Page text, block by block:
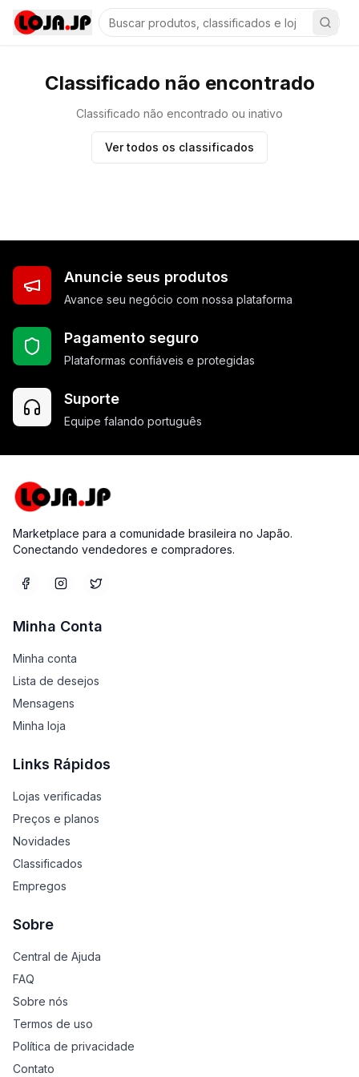
Classificado não encontrado
Classificado não encontrado ou inativo
Ver todos os classificados
Anuncie seus produtos
Avance seu negócio com nossa plataforma
Pagamento seguro
Plataformas confiáveis e protegidas
Suporte
Equipe falando português
Marketplace para a comunidade brasileira no Japão.
Conectando vendedores e compradores.
Minha Conta
Minha conta
Lista de desejos
Mensagens
Minha loja
Links Rápidos
Lojas verificadas
Preços e planos
Novidades
Classificados
Empregos
Sobre
Central de Ajuda
FAQ
Sobre nós
Termos de uso
Política de privacidade
Contato